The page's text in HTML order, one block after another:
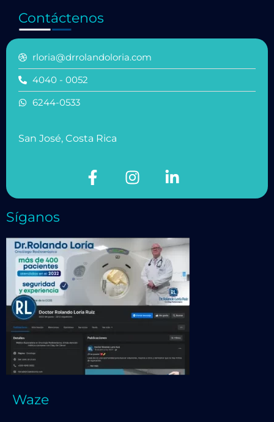
Contáctenos
rloria@drrolandoloria.com
4040 - 0052
6244-0533
San José, Costa Rica
Síganos
Waze